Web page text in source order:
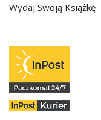
Wydaj Swoją Książkę